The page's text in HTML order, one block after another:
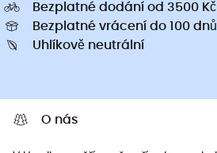
Bezplatné dodání od 3500 Kč
Bezplatné vrácení do 100 dnů
Uhlíkově neutrální
O nás